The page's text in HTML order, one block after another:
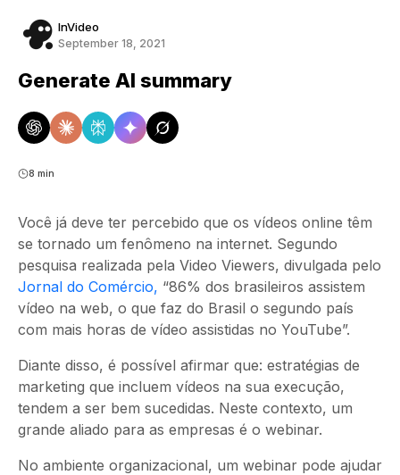
InVideo
September 18, 2021
Generate AI summary
8 min
Você já deve ter percebido que os vídeos online têm
se tornado um fenômeno na internet. Segundo
pesquisa realizada pela Video Viewers, divulgada pelo
Jornal do Comércio, “86% dos brasileiros assistem
vídeo na web, o que faz do Brasil o segundo país
com mais horas de vídeo assistidas no YouTube”.
Diante disso, é possível afirmar que: estratégias de
marketing que incluem vídeos na sua execução,
tendem a ser bem sucedidas. Neste contexto, um
grande aliado para as empresas é o webinar.
No ambiente organizacional, um webinar pode ajudar